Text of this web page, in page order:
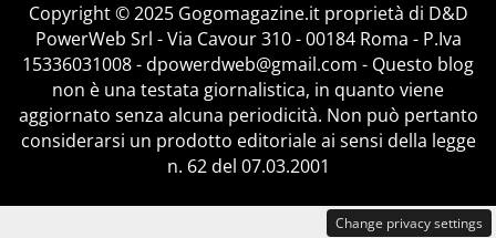
Copyright © 2025 Gogomagazine.it proprietà di D&D
PowerWeb Srl - Via Cavour 310 - 00184 Roma - P.Iva
15336031008 - dpowerdweb@gmail.com - Questo blog
non è una testata giornalistica, in quanto viene
aggiornato senza alcuna periodicità. Non può pertanto
considerarsi un prodotto editoriale ai sensi della legge
n. 62 del 07.03.2001
Change privacy settings